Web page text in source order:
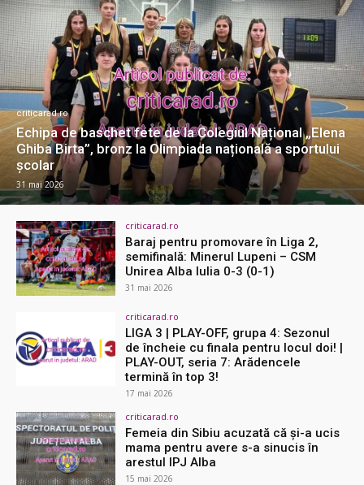
criticarad.ro
Echipa de baschet fete de la Colegiul Național „Elena
Ghiba Birta”, bronz la Olimpiada națională a sportului
școlar
31 mai 2026
criticarad.ro
Baraj pentru promovare în Liga 2,
semifinală: Minerul Lupeni – CSM
Unirea Alba Iulia 0-3 (0-1)
31 mai 2026
criticarad.ro
LIGA 3 | PLAY-OFF, grupa 4: Sezonul
de încheie cu finala pentru locul doi! |
PLAY-OUT, seria 7: Arădencele
termină în top 3!
17 mai 2026
criticarad.ro
Femeia din Sibiu acuzată că și-a ucis
mama pentru avere s-a sinucis în
arestul IPJ Alba
15 mai 2026